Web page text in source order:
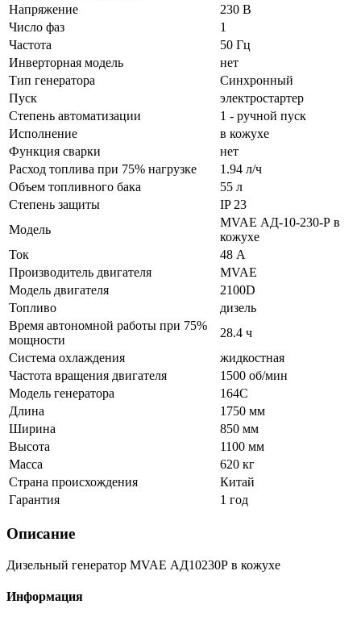
Напряжение
230 В
Число фаз
1
Частота
50 Гц
Инверторная модель
нет
Тип генератора
Синхронный
Пуск
электростартер
Степень автоматизации
1 - ручной пуск
Исполнение
в кожухе
Функция сварки
нет
Расход топлива при 75% нагрузке
1.94 л/ч
Объем топливного бака
55 л
Степень защиты
IP 23
Модель
MVAE АД-10-230-Р в
кожухе
Ток
48 А
Производитель двигателя
MVAE
Модель двигателя
2100D
Топливо
дизель
Время автономной работы при 75%
мощности
28.4 ч
Система охлаждения
жидкостная
Частота вращения двигателя
1500 об/мин
Модель генератора
164C
Длина
1750 мм
Ширина
850 мм
Высота
1100 мм
Масса
620 кг
Страна происхождения
Китай
Гарантия
1 год
Описание
Дизельный генератор MVAE АД10230Р в кожухе
Информация